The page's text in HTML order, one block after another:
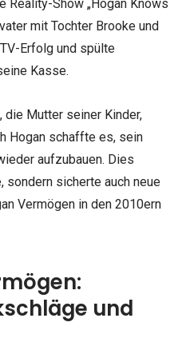
Reality-Show „Hogan Knows
mit Tochter Brooke und
Erfolg und spülte
Kasse.
die Mutter seiner Kinder,
Hogan schaffte es, sein
aufzubauen. Dies
sondern sicherte auch neue
Vermögen in den 2010ern
und